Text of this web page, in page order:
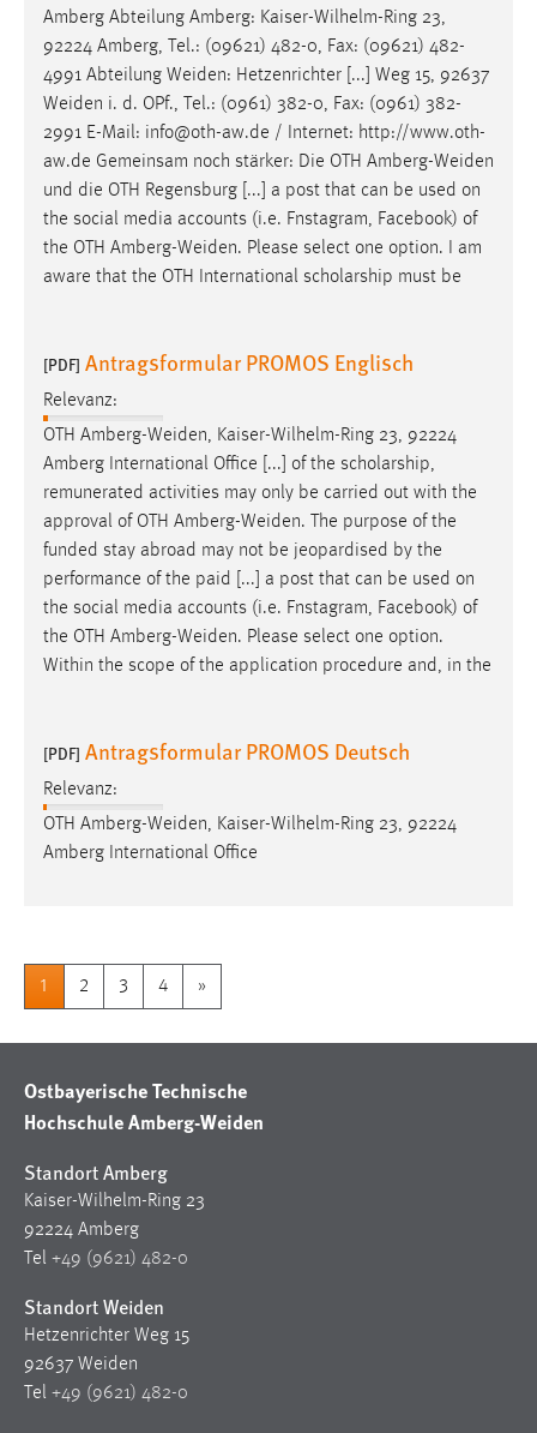
Amberg Abteilung Amberg: Kaiser-Wilhelm-Ring 23,
92224 Amberg, Tel.: (09621) 482-0, Fax: (09621) 482-
4991 Abteilung Weiden: Hetzenrichter [...] Weg 15, 92637
Weiden i. d. OPf., Tel.: (0961) 382-0, Fax: (0961) 382-
2991 E-Mail: info@oth-aw.de / Internet: http://www.oth-
aw.de Gemeinsam noch stärker: Die OTH Amberg-Weiden
und die OTH Regensburg [...] a post that can be used on
the social media accounts (i.e. Fnstagram, Facebook) of
the OTH Amberg-Weiden. Please select one option. I am
aware that the OTH International scholarship must be
[PDF] Antragsformular PROMOS Englisch
Relevanz:
OTH Amberg-Weiden, Kaiser-Wilhelm-Ring 23, 92224
Amberg International Office [...] of the scholarship,
remunerated activities may only be carried out with the
approval of OTH Amberg-Weiden. The purpose of the
funded stay abroad may not be jeopardised by the
performance of the paid [...] a post that can be used on
the social media accounts (i.e. Fnstagram, Facebook) of
the OTH Amberg-Weiden. Please select one option.
Within the scope of the application procedure and, in the
[PDF] Antragsformular PROMOS Deutsch
Relevanz:
OTH Amberg-Weiden, Kaiser-Wilhelm-Ring 23, 92224
Amberg International Office
1 2 3 4 »
Ostbayerische Technische
Hochschule Amberg-Weiden
Standort Amberg
Kaiser-Wilhelm-Ring 23
92224 Amberg
Tel +49 (9621) 482-0
Standort Weiden
Hetzenrichter Weg 15
92637 Weiden
Tel +49 (9621) 482-0